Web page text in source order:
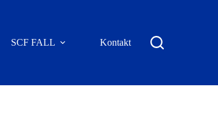
SCF FALL Kontakt